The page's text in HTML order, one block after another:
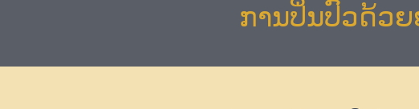
ການປິ່ນປົວດ້ວຍ